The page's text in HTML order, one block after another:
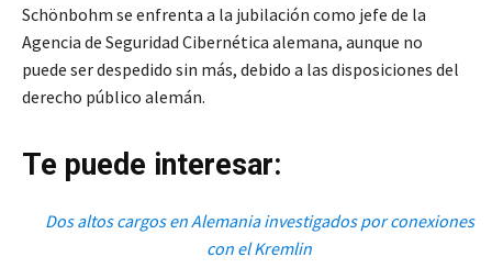
Schönbohm se enfrenta a la jubilación como jefe de la
Agencia de Seguridad Cibernética alemana, aunque no
puede ser despedido sin más, debido a las disposiciones del
derecho público alemán.
Te puede interesar:
Dos altos cargos en Alemania investigados por conexiones
con el Kremlin